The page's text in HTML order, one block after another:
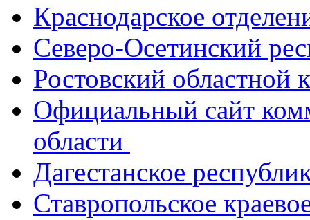
Краснодарское
Северо-Осетинский
Ростовский
Официальный сайт
области
Дагестанское
Ставропольское